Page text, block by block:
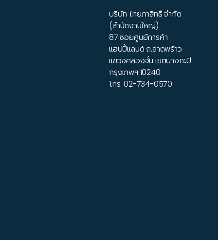
บริษัท ไทยภาสิทธิ์ จำกัด
(สำนักงานใหญ่)
87 ซอยศูนย์การค้า
แฮปปี้แลนด์ ถ.ลาดพร้าว
แขวงคลองจั่น เขตบางกะปิ
กรุงเทพฯ 10240
โทร.02-734-0570